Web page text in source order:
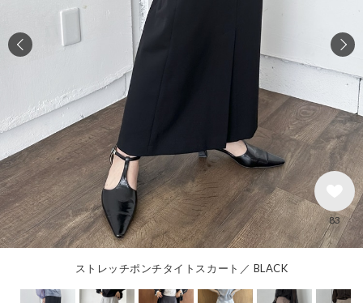
ストレッチポンチタイトスカート／ BLACK
83